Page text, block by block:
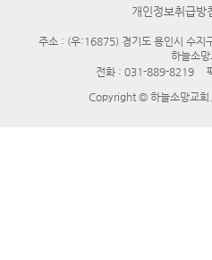
개인정보취급방
주소 : (우:16875) 경기도 용인시 수지
하늘소망
전화 : 031-889-8219
Copyright © 하늘소망교